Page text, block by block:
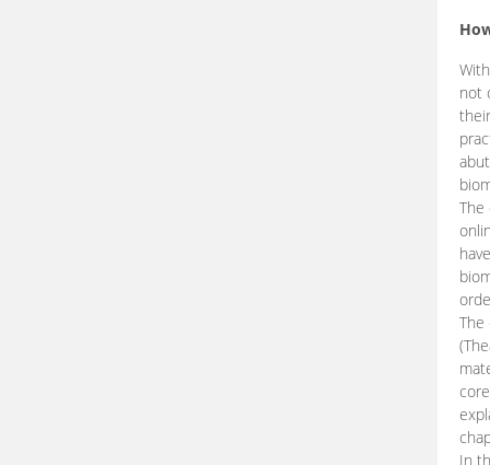
not
The
In